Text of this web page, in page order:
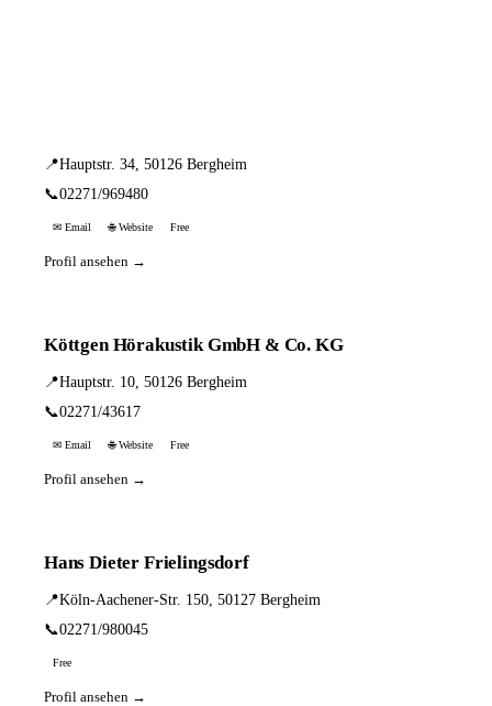
📍Hauptstr. 34, 50126 Bergheim
📞02271/969480
✉ Email 🌐 Website Free
Profil ansehen →
Köttgen Hörakustik GmbH & Co. KG
📍Hauptstr. 10, 50126 Bergheim
📞02271/43617
✉ Email 🌐 Website Free
Profil ansehen →
Hans Dieter Frielingsdorf
📍Köln-Aachener-Str. 150, 50127 Bergheim
📞02271/980045
Free
Profil ansehen →